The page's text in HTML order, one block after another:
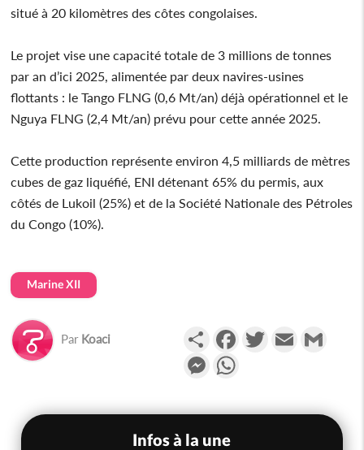
situé à 20 kilomètres des côtes congolaises.
Le projet vise une capacité totale de 3 millions de tonnes
par an d’ici 2025, alimentée par deux navires-usines
flottants : le Tango FLNG (0,6 Mt/an) déjà opérationnel et le
Nguya FLNG (2,4 Mt/an) prévu pour cette année 2025.
Cette production représente environ 4,5 milliards de mètres
cubes de gaz liquéfié, ENI détenant 65% du permis, aux
côtés de Lukoil (25%) et de la Société Nationale des Pétroles
du Congo (10%).
Marine XII
Par Koaci PartagerFacebookTwitterEmail
Messenger
Infos à la une